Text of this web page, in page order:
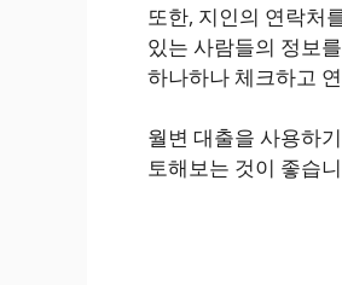
또한, 지인의 연락처
있는 사람들의 정보
하나하나 체크하고
월변 대출을 사용하
토해보는 것이 좋습